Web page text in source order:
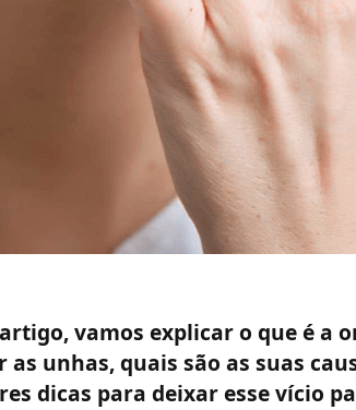
vamos explicar o que é a
as unhas, quais são as suas
dicas para deixar esse vício